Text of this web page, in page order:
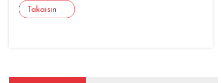
Takaisin